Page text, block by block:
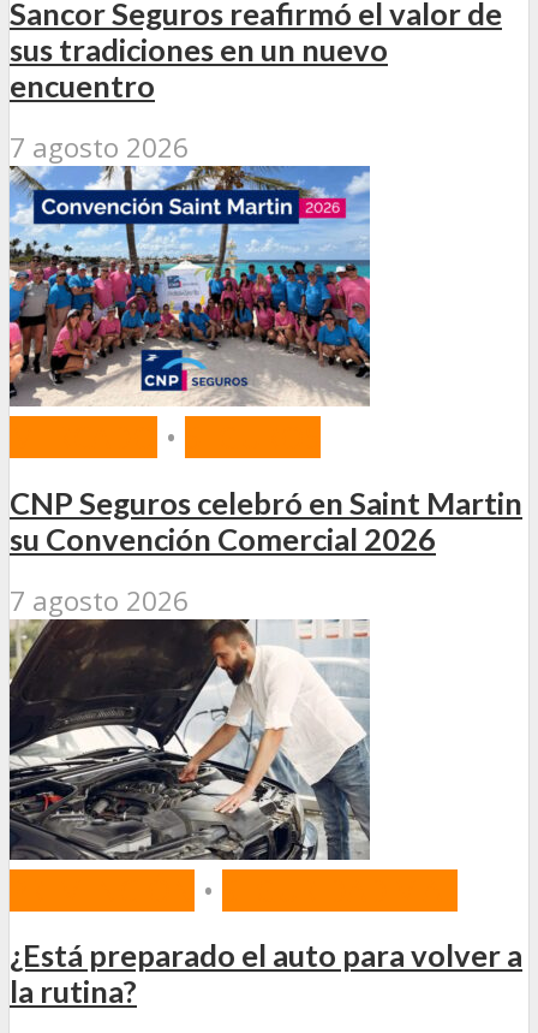
Sancor Seguros reafirmó el valor de
sus tradiciones en un nuevo
encuentro
7 agosto 2026
•
CNP Seguros celebró en Saint Martin
su Convención Comercial 2026
7 agosto 2026
•
¿Está preparado el auto para volver a
la rutina?